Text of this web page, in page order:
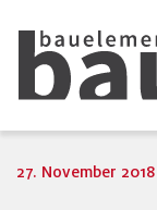
27. November 2018